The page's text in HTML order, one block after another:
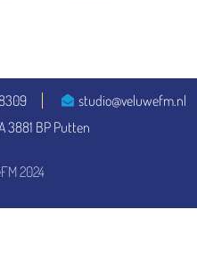
2024
studio@veluwefm.nl
3881 BP Putten